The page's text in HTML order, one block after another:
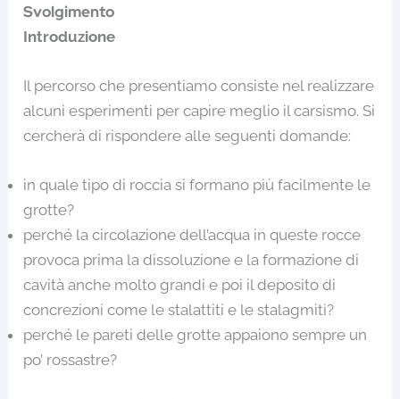
Svolgimento
Introduzione
Il percorso che presentiamo consiste nel realizzare
alcuni esperimenti per capire meglio il carsismo. Si
cercherà di rispondere alle seguenti domande:
in quale tipo di roccia si formano più facilmente le
grotte?
perché la circolazione dell’acqua in queste rocce
provoca prima la dissoluzione e la formazione di
cavità anche molto grandi e poi il deposito di
concrezioni come le stalattiti e le stalagmiti?
perché le pareti delle grotte appaiono sempre un
po’ rossastre?